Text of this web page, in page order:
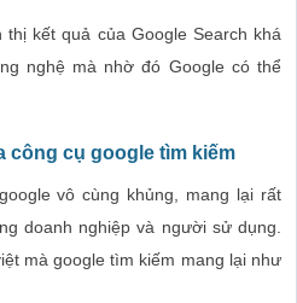
kết quả của Google Search khá
nghệ mà nhờ đó Google có thể
công cụ google tìm kiếm
vô cùng khủng, mang lại rất
doanh nghiệp và người sử dụng.
mà google tìm kiếm mang lại như